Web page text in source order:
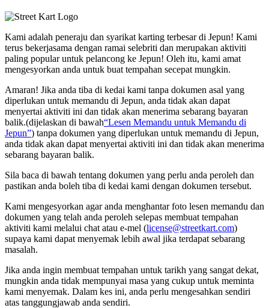
Kami adalah peneraju dan syarikat karting terbesardi Jepun! Kami
terus bekerjasama dengan ramai selebriti dan merupakan aktiviti
paling popularuntuk pelancong ke Jepun! Oleh itu, kami amat
mengesyorkan anda untuk buat tempahan secepat mungkin.
Amaran! Jika anda tiba di kedai kami tanpa dokumen asal yang
diperlukan untuk memandu di Jepun, anda tidak akan dapat
menyertai aktiviti ini dan tidak akan menerima sebarang bayaran
balik.(dijelaskan di bawah“Lesen Memandu untuk Memandu di
Jepun”) tanpa dokumen yang diperlukan untuk memandu di Jepun,
anda tidak akan dapat menyertai aktiviti ini dan tidak akan menerima
sebarang bayaran balik.
Sila baca di bawah tentang dokumen yang perlu anda peroleh dan
pastikan anda boleh tiba di kedai kami dengan dokumen tersebut.
Kami mengesyorkan agar anda menghantar foto lesen memandu dan
dokumen yang telah anda peroleh selepas membuat tempahan
aktiviti kami melalui chat atau e-mel (license@streetkart.com)
supaya kami dapat menyemak lebih awal jika terdapat sebarang
masalah.
Jika anda ingin membuat tempahan untuk tarikh yang sangat dekat,
mungkin anda tidak mempunyai masa yang cukup untuk meminta
kami menyemak. Dalam kes ini, anda perlu mengesahkan sendiri
atas tanggungjawab anda sendiri.